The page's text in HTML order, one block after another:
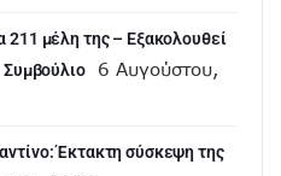
211 μέλη της – Εξακολουθεί
Συμβούλιο
6 Αυγούστου,
Έκτακτη σύσκεψη της